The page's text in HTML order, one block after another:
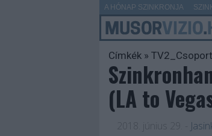
A HÓNAP SZINKRONJA
Címkék» TV2_Csoport
(LA to
2018. június 29.